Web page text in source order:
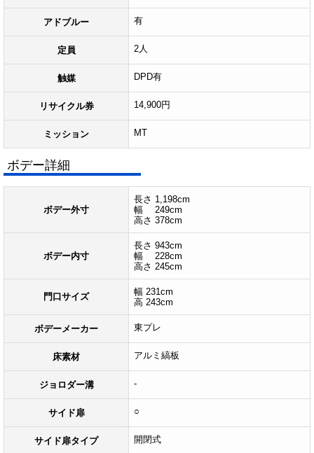
アドブルー 有
定員 2人
触媒 DPD有
リサイクル券 14,900円
ミッション MT
ボデー詳細
ボデー外寸
長さ 1,198cm
幅 249cm
高さ 378cm
ボデー内寸
長さ 943cm
幅 228cm
高さ 245cm
門口サイズ
幅 231cm
高 243cm
ボデーメーカー 東プレ
床素材 アルミ縞板
ジョロダー溝 -
サイド扉 ○
サイド扉タイプ 開閉式